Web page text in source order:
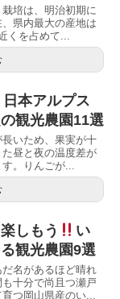
培は、明治初期に
県内最大の産地は
くを占めて...
日本アルプス
観光農園11選
いため、果実が十
昼と夜の温度差が
。りんごが...
しもう
い
観光農園9選
名があるほど晴れ
十分で尚且つ瀬戸
つ岡山県産のい...